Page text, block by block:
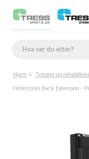
Hjem Trening og
Fitness360 Back Extension -